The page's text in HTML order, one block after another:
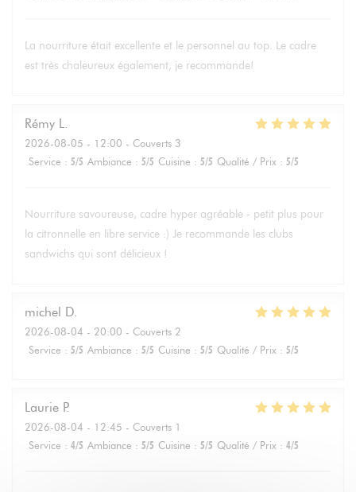
La nourriture était excellente et le personnel au top. Le cadre
est très chaleureux également, je recommande!
Rémy L
2026-08-05 - 12:00 - Couverts 3
Service : 5/5 Ambiance : 5/5 Cuisine : 5/5 Qualité / Prix : 5/5
Nourriture savoureuse, cadre hyper agréable - petit plus pour
la citronnelle en libre service :) Je recommande les clubs
sandwichs qui sont délicieux !
michel D
2026-08-04 - 20:00 - Couverts 2
Service : 5/5 Ambiance : 5/5 Cuisine : 5/5 Qualité / Prix : 5/5
Laurie P
2026-08-04 - 12:45 - Couverts 1
Service : 4/5 Ambiance : 5/5 Cuisine : 5/5 Qualité / Prix : 4/5